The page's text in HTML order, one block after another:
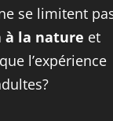
se limitent
à la nature et
l’expérience